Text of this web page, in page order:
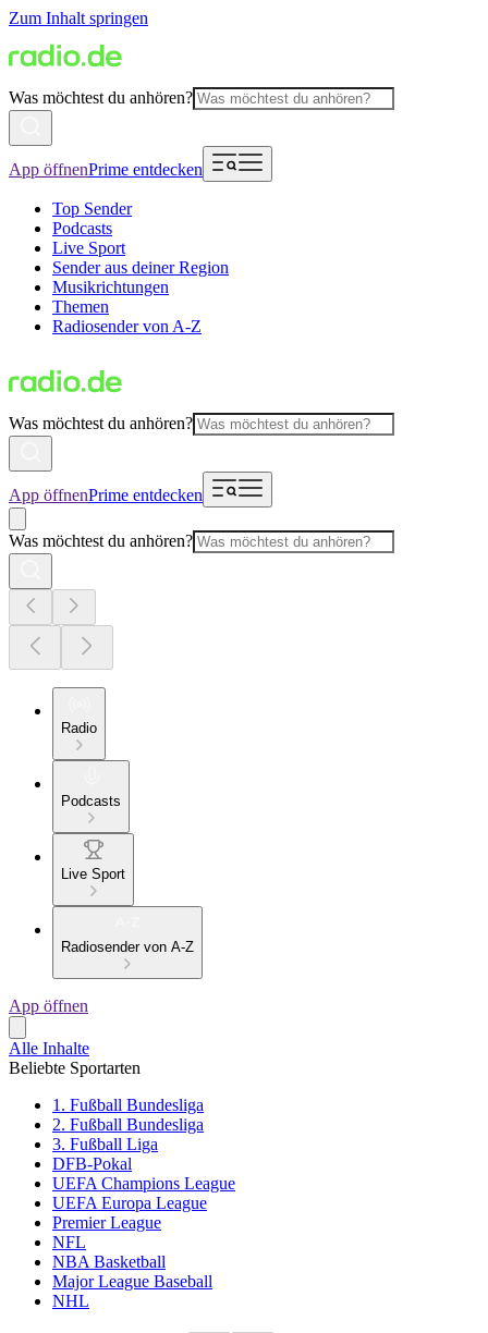
Zum Inhalt springen
Was möchtest du anhören?
App öffnenPrime entdecken
Top Sender
Podcasts
Live Sport
Sender aus deiner Region
Musikrichtungen
Themen
Radiosender von A-Z
Was möchtest du anhören?
App öffnenPrime entdecken
Was möchtest du anhören?
Radio
Podcasts
Live Sport
Radiosender von A-Z
App öffnen
Alle Inhalte
Beliebte Sportarten
1. Fußball Bundesliga
2. Fußball Bundesliga
3. Fußball Liga
DFB-Pokal
UEFA Champions League
UEFA Europa League
Premier League
NFL
NBA Basketball
Major League Baseball
NHL